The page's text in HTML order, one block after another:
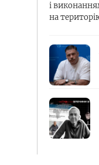
і
на